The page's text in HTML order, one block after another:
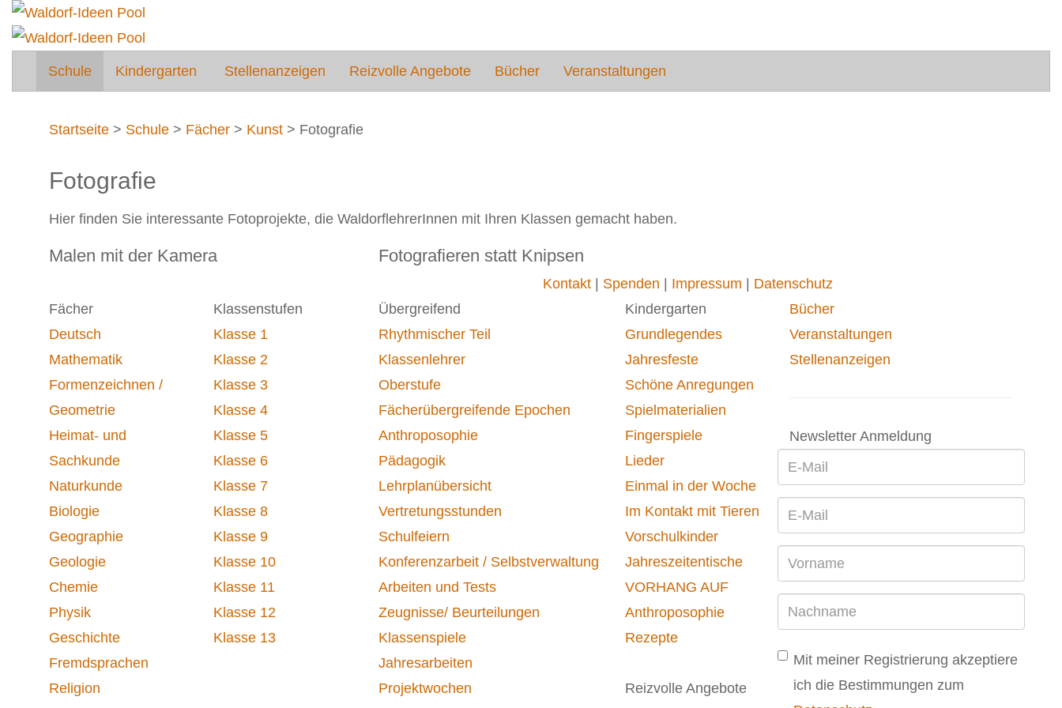
Schule Kindergarten Stellenanzeigen Reizvolle Angebote Bücher Veranstaltungen
Startseite > Schule > Fächer > Kunst > Fotografie
Fotografie
Hier finden Sie interessante Fotoprojekte, die WaldorflehrerInnen mit Ihren Klassen gemacht haben.
Malen mit der Kamera Fotografieren statt Knipsen
Kontakt Spenden Impressum
Datenschutz
Fächer
Deutsch
Mathematik
Formenzeichnen /
Geometrie
Heimat- und
Sachkunde
Naturkunde
Biologie
Geographie
Geologie
Chemie
Physik
Geschichte
Fremdsprachen
Religion
Klassenstufen
Klasse 1
Klasse 2
Klasse 3
Klasse 4
Klasse 5
Klasse 6
Klasse 7
Klasse 8
Klasse 9
Klasse 10
Klasse 11
Klasse 12
Klasse 13
Übergreifend
Rhythmischer Teil
Klassenlehrer
Oberstufe
Fächerübergreifende Epochen
Anthroposophie
Pädagogik
Lehrplanübersicht
Vertretungsstunden
Schulfeiern
Konferenzarbeit / Selbstverwaltung
Arbeiten und Tests
Zeugnisse/ Beurteilungen
Klassenspiele
Jahresarbeiten
Projektwochen
Kindergarten
Grundlegendes
Jahresfeste
Schöne Anregungen
Spielmaterialien
Fingerspiele
Lieder
Einmal in der Woche
Im Kontakt mit Tieren
Vorschulkinder
Jahreszeitentische
VORHANG AUF
Anthroposophie
Rezepte
Reizvolle Angebote
Bücher
Veranstaltungen
Stellenanzeigen
Newsletter Anmeldung
Mit meiner Registrierung akzeptiere
ich die Bestimmungen zum